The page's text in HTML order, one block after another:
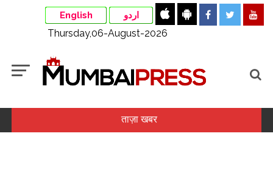
English اردو
Thursday,06-August-2026
ताज़ा खबर